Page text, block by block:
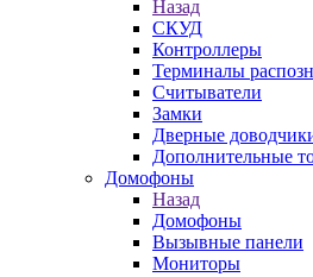
Назад
СКУД
Контроллеры
Терминалы
Считыватели
Замки
Дверные
Дополнительные
Домофоны
Назад
Домофоны
Вызывные панели
Мониторы